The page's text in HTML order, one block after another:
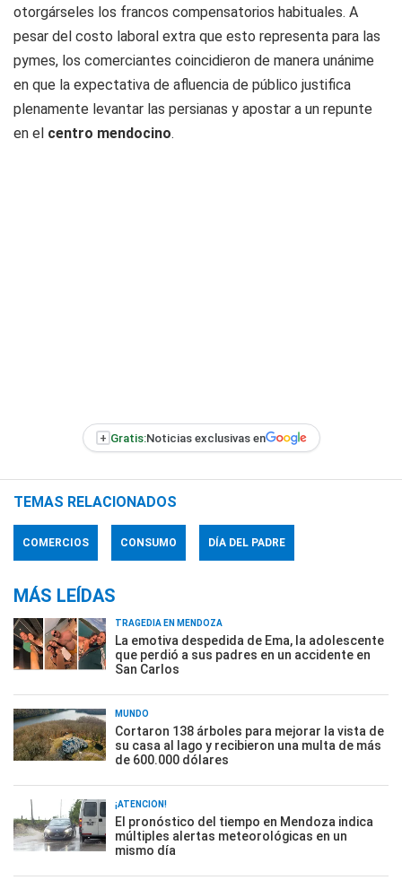
otorgárseles los francos compensatorios habituales. A
pesar del costo laboral extra que esto representa para las
pymes, los comerciantes coincidieron de manera unánime
en que la expectativa de afluencia de público justifica
plenamente levantar las persianas y apostar a un repunte
en el centro mendocino.
+ Gratis:Noticias exclusivas en
TEMAS RELACIONADOS
COMERCIOS CONSUMO DÍA DEL PADRE
MÁS LEÍDAS
TRAGEDIA EN MENDOZA
La emotiva despedida de Ema, la adolescente
que perdió a sus padres en un accidente en
San Carlos
MUNDO
Cortaron 138 árboles para mejorar la vista de
su casa al lago y recibieron una multa de más
de 600.000 dólares
¡ATENCIÓN!
El pronóstico del tiempo en Mendoza indica
múltiples alertas meteorológicas en un
mismo día